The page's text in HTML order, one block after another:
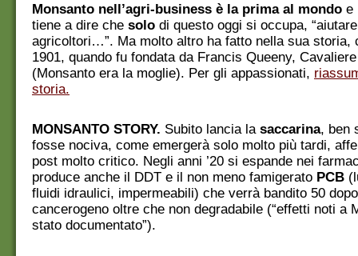
Monsanto nell’agri-business è la prima al mondo e
tiene a dire che solo di questo oggi si occupa,
agricoltori…”. Ma molto altro ha fatto nella sua storia,
1901, quando fu fondata da Francis Queeny,
(Monsanto era la moglie). Per gli appassionati,
storia.
MONSANTO STORY. Subito lancia la saccarina, ben
fosse nociva, come emergerà solo molto più tardi,
post molto critico. Negli anni ’20 si espande nei
produce anche il DDT e il non meno famigerato PCB
fluidi idraulici, impermeabili) che verrà bandito 50
cancerogeno oltre che non degradabile (“effetti noti a
stato documentato”).